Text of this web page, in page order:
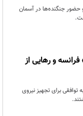
جنگنده‌ها در آسمان
و رهایی از
برای تجهیز نیروی